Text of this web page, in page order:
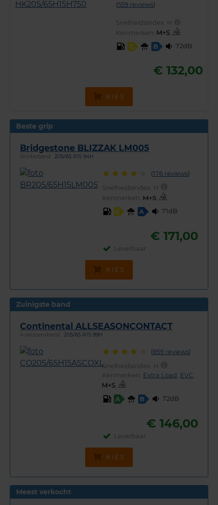
(559 reviews)
Snelheidsindex: H
Kenmerken:
,
C
B 72dB
€ 132,00
KIES
Beste grip
Bridgestone BLIZZAK LM005
Winterband 205/65 R15 94H
(176 reviews)
Snelheidsindex: H
Kenmerken:
,
C
A 71dB
€ 171,00
Leverbaar
KIES
Zuinigste band
Continental ALLSEASONCONTACT
4-seizoensband 205/65 R15 99H
(859 reviews)
Snelheidsindex: H
Kenmerken: Extra Load EVC
,
A
B 72dB
€ 146,00
Leverbaar
KIES
Meest verkocht